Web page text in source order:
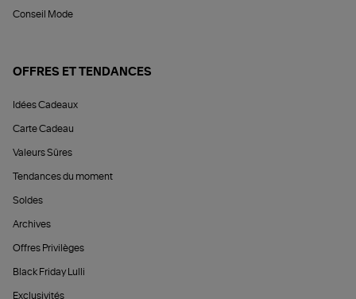
Conseil Mode
OFFRES ET TENDANCES
Idées Cadeaux
Carte Cadeau
Valeurs Sûres
Tendances du moment
Soldes
Archives
Offres Privilèges
Black Friday Lulli
Exclusivités